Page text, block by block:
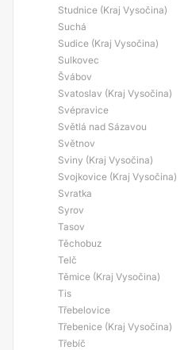
Studnice (Kraj Vysočina)
Suchá
Sudice (Kraj Vysočina)
Sulkovec
Švábov
Svatoslav (Kraj Vysočina)
Svépravice
Světlá nad Sázavou
Světnov
Sviny (Kraj Vysočina)
Svojkovice (Kraj Vysočina)
Svratka
Syrov
Tasov
Těchobuz
Telč
Těmice (Kraj Vysočina)
Tis
Třebelovice
Třebenice (Kraj Vysočina)
Třebíč